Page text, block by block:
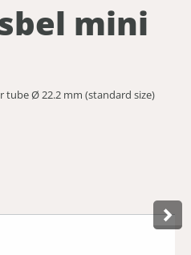
Nederlandsmini
Ø 22.2 mm (standard size)